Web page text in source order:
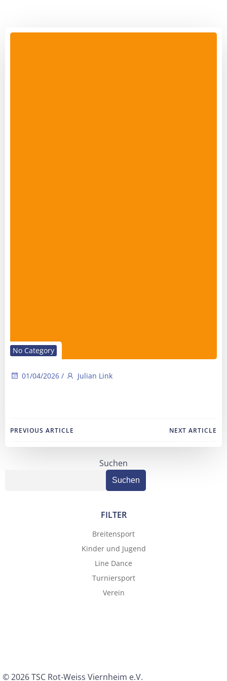
No Category
01/04/2026 / Julian Link
Post
navigation
PREVIOUS ARTICLE
navigation
NEXT ARTICLE
Suchen
Suchen
FILTER
Breitensport
Kinder und Jugend
Line Dance
Turniersport
Verein
© 2026 TSC Rot-Weiss Viernheim e.V.